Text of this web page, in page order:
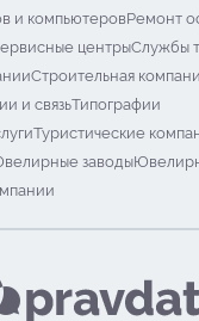
и компьютеровРемонт
центрыСлужбы
Строительная
и связьТипографии
Туристические
заводы